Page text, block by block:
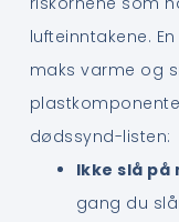
lufteinntakene.
maks varme og
dødssynd-listen:
Ikke slå på
gang du